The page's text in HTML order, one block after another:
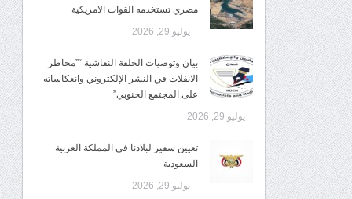
مصري تستخدمه القوات الامريكية
يوليو 29, 2026
بيان وتوصيات الحلقة النقاشية “”مخاطر
الانفلات في النشر الإلكتروني وانعكاساته
على المجتمع الجنوبي”
يوليو 29, 2026
تعيين سفير لبلادنا في المملكة العربية
السعودية
يوليو 29, 2026